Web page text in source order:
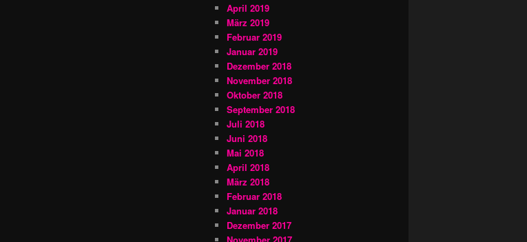
April 2019
März 2019
Februar 2019
Januar 2019
Dezember 2018
November 2018
Oktober 2018
September 2018
Juli 2018
Juni 2018
Mai 2018
April 2018
März 2018
Februar 2018
Januar 2018
Dezember 2017